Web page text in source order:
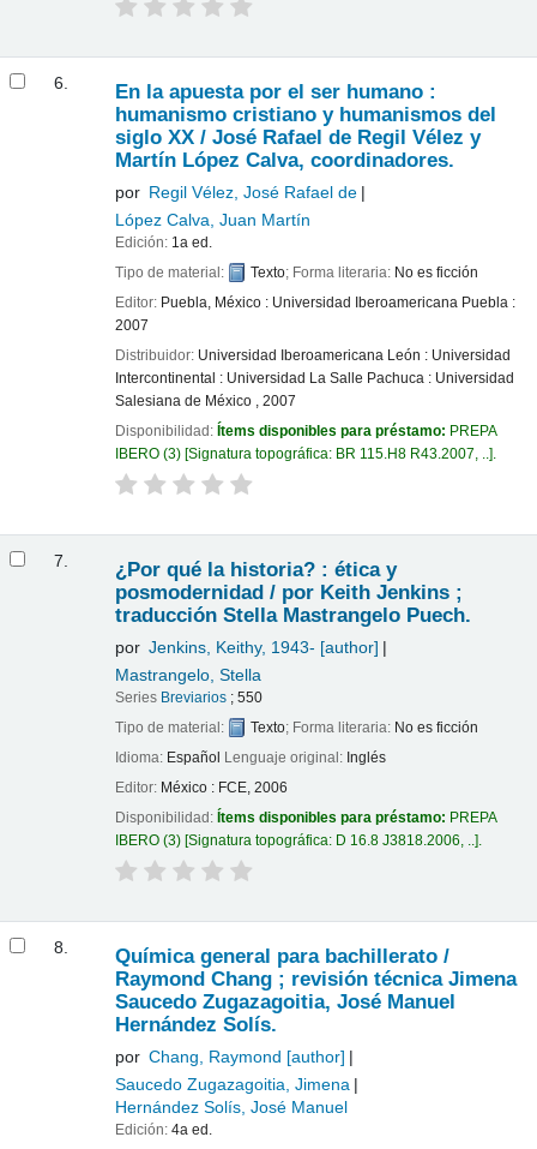
6.
En la apuesta por el ser humano :
humanismo cristiano y humanismos del
siglo XX / José Rafael de Regil Vélez y
Martín López Calva, coordinadores.
por Regil Vélez, José Rafael de
López Calva, Juan Martín
Edición: 1a ed.
Tipo de material:
Texto; Forma literaria: No es ficción
Editor: Puebla, México : Universidad Iberoamericana Puebla :
2007
Distribuidor: Universidad Iberoamericana León : Universidad
Intercontinental : Universidad La Salle Pachuca : Universidad
Salesiana de México , 2007
Disponibilidad: Ítems disponibles para préstamo: PREPA
IBERO(3) Signatura topográfica: BR 115.H8 R43.2007, .. .
7.
¿Por qué la historia? : ética y
posmodernidad / por Keith Jenkins ;
traducción Stella Mastrangelo Puech.
por Jenkins, Keithy, 1943- [author]
Mastrangelo, Stella
Series Breviarios; 550
Tipo de material:
Texto; Forma literaria: No es ficción
Idioma: Español Lenguaje original: Inglés
Editor: México : FCE, 2006
Disponibilidad: Ítems disponibles para préstamo: PREPA
IBERO(3) Signatura topográfica: D 16.8 J3818.2006, .. .
8.
Química general para bachillerato /
Raymond Chang ; revisión técnica Jimena
Saucedo Zugazagoitia, José Manuel
Hernández Solís.
por Chang, Raymond [author]
Saucedo Zugazagoitia, Jimena
Hernández Solís, José Manuel
Edición: 4a ed.